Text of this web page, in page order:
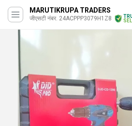
MARUTIKRUPA TRADERS
जीएसटी नंबर. 24ACPPP3079H1Z8